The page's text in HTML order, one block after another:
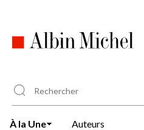
principal
À la Une Auteurs